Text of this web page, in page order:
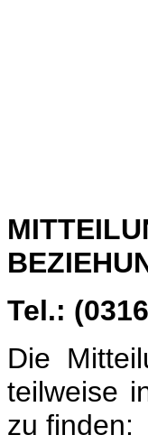
Tel.:
Die
teilweise
zu finden: